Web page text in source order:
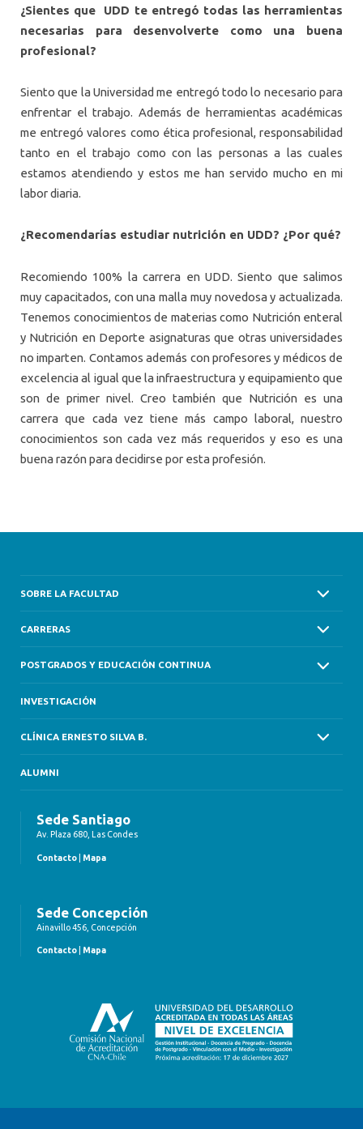
¿Sientes que UDD te entregó todas las herramientas
necesarias para desenvolverte como una buena
profesional?
Siento que la Universidad me entregó todo lo necesario para
enfrentar el trabajo. Además de herramientas académicas
me entregó valores como ética profesional, responsabilidad
tanto en el trabajo como con las personas a las cuales
estamos atendiendo y estos me han servido mucho en mi
labor diaria.
¿Recomendarías estudiar nutrición en UDD? ¿Por qué?
Recomiendo 100% la carrera en UDD. Siento que salimos
muy capacitados, con una malla muy novedosa y actualizada.
Tenemos conocimientos de materias como Nutrición enteral
y Nutrición en Deporte asignaturas que otras universidades
no imparten. Contamos además con profesores y médicos de
excelencia al igual que la infraestructura y equipamiento que
son de primer nivel. Creo también que Nutrición es una
carrera que cada vez tiene más campo laboral, nuestro
conocimientos son cada vez más requeridos y eso es una
buena razón para decidirse por esta profesión.
SOBRE LA FACULTAD
CARRERAS
POSTGRADOS Y EDUCACIÓN CONTINUA
INVESTIGACIÓN
CLÍNICA ERNESTO SILVA B.
ALUMNI
Sede Santiago
Av. Plaza 680, Las Condes
Contacto Mapa
Sede Concepción
Ainavillo 456, Concepción
Contacto Mapa